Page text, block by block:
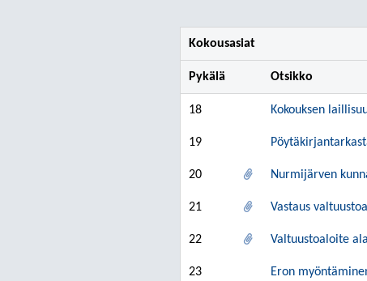
Kokousasiat
Pykälä Otsikko
18 Kokouksen
19
20 Nurmijärven
21 Vastaus
22 Valtuustoaloite
23 Eron